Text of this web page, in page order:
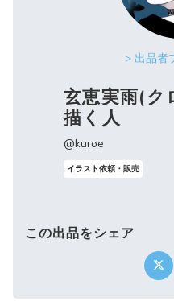
> 出品者
玄恵実雨(ク
描く人
@kuroe
イラスト依頼・販売
この出品をシェア